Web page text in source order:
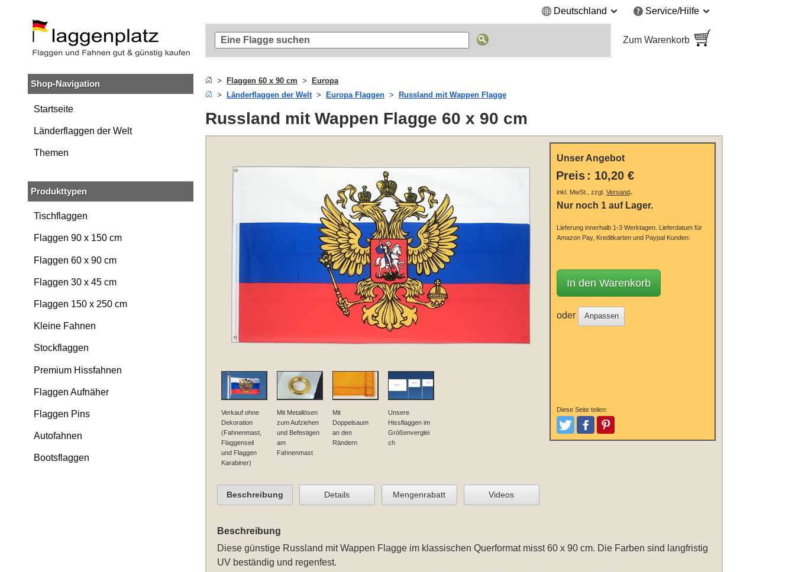
Hauptinhalt
springen
Suche
Zur
Navigation
springen
Deutschland Service/Hilfe
Zum Warenkorb
Shop-Navigation
Startseite
Länderflaggen der Welt
Themen
Produkttypen
Tischflaggen
Flaggen 90 x 150 cm
Flaggen 60 x 90 cm
Flaggen 30 x 45 cm
Flaggen 150 x 250 cm
Kleine Fahnen
Stockflaggen
Premium Hissfahnen
Flaggen Aufnäher
Flaggen Pins
Autofahnen
Bootsflaggen
Flaggen 60 x 90 cm
Europa
Länderflaggen der Welt
Europa Flaggen Russland mit Wappen Flagge
Russland mit Wappen Flagge 60 x 90 cm
Verkauf ohne
Dekoration
(Fahnenmast,
Flaggenseil
und Flaggen
Karabiner)
Mit Metallösen
zum Aufziehen
und Befestigen
am
Fahnenmast
Mit
Doppelsaum
an den
Rändern
Unsere
Hissflaggen im
Größenverglei
ch
Unser Angebot
Preis : 10,20 €
inkl. MwSt., zzgl. Versand.
Nur noch 1 auf Lager.
Lieferung innerhalb 1-3 Werktagen.
Lieferdatum für
Amazon Pay, Kreditkarten und Paypal Kunden:
In den Warenkorb
oder Anpassen
Diese Seite teilen:
TweetenPostenPinterest
Beschreibung Details Mengenrabatt Videos
Beschreibung
Diese günstige Russland mit Wappen Flagge im klassischen Querformat misst 60 x 90 cm. Die Farben sind langfristig
UV beständig und regenfest.